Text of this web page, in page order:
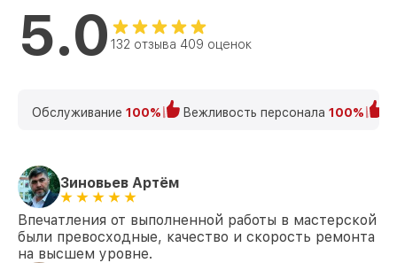
5.0 132 отзыва 409 оценок
Обслуживание 100% Вежливость персонала 100%
Зиновьев Артём
Впечатления от выполненной работы в мастерской
были превосходные, качество и скорость ремонта
на высшем уровне.